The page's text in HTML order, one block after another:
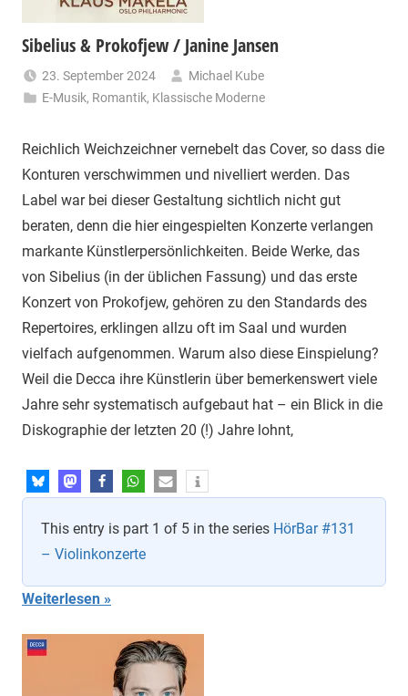
Sibelius & Prokofjew / Janine Jansen
23. September 2024
Michael Kube
E-Musik, Romantik, Klassische Moderne
Reichlich Weichzeichner vernebelt das Cover, so dass die
Konturen verschwimmen und nivelliert werden. Das
Label war bei dieser Gestaltung sichtlich nicht gut
beraten, denn die hier eingespielten Konzerte verlangen
markante Künstlerpersönlichkeiten. Beide Werke, das
von Sibelius (in der üblichen Fassung) und das erste
Konzert von Prokofjew, gehören zu den Standards des
Repertoires, erklingen allzu oft im Saal und wurden
vielfach aufgenommen. Warum also diese Einspielung?
Weil die Decca ihre Künstlerin über bemerkenswert viele
Jahre sehr systematisch aufgebaut hat – ein Blick in die
Diskographie der letzten 20 (!) Jahre lohnt,
This entry is part 1 of 5 in the series HörBar #131
– Violinkonzerte
Weiterlesen